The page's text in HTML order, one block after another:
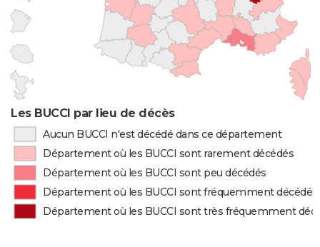
Les BUCCI par lieu de décès
Aucun BUCCI n'est décédé dans ce département
Département où les BUCCI sont rarement décédés
Département où les BUCCI sont peu décédés
Département où les BUCCI sont fréquemment décédés
Département où les BUCCI sont très fréquemment